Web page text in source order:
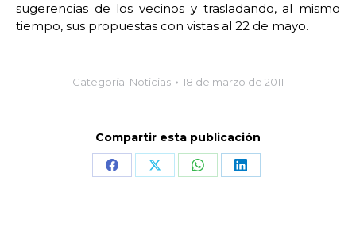
sugerencias de los vecinos y trasladando, al mismo
tiempo, sus propuestas con vistas al 22 de mayo.
Categoría: Noticias 18 de marzo de 2011
Compartir esta publicación
Share Share Share Share